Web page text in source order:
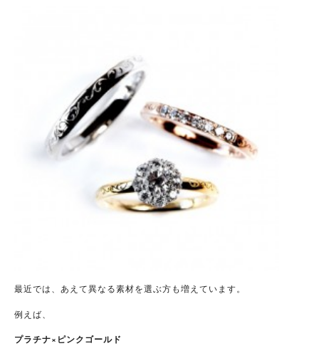
最近では、あえて異なる素材を選ぶ方も増えています。
例えば、
プラチナ×ピンクゴールド